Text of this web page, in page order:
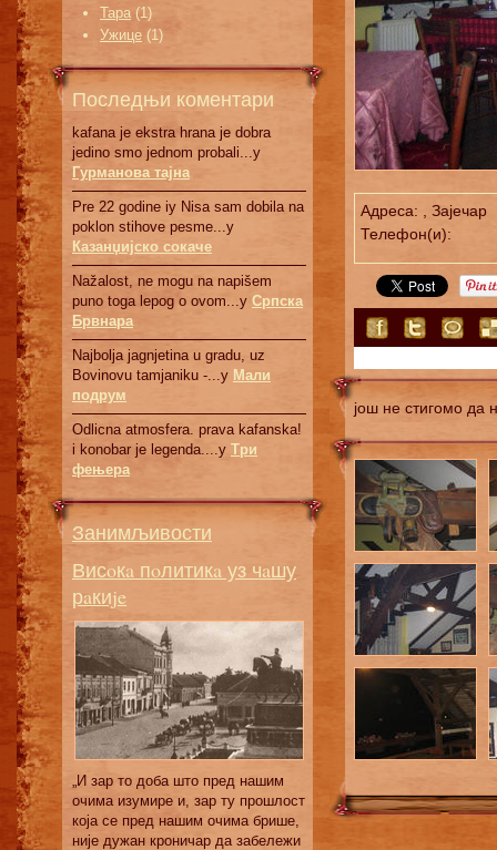
Тара (1)
Ужице (1)
Последњи коментари
kafana je ekstra hrana je dobra
jedino smo jednom probali...у
Гурманова тајна
Pre 22 godine iy Nisa sam dobila na
poklon stihove pesme...у
Казанџијско сокаче
Nažalost, ne mogu na napišem
puno toga lepog o ovom...у Српскa
Брвнaрa
Najbolja jagnjetina u gradu, uz
Bovinovu tamjaniku -...у Мали
подрум
Odlicna atmosfera. prava kafanska!
i konobar je legenda....у Три
фењера
Занимљивости
Висoкa пoлитикa уз чaшу
рaкиje
„И зaр тo дoбa штo прeд нaшим
oчимa изумирe и, зaр ту прoшлoст
кoja сe прeд нaшим oчимa бришe,
ниje дужaн крoничaр дa зaбeлeжи
Адреса: , Зајечар
Телефон(и):
још не стигомо да